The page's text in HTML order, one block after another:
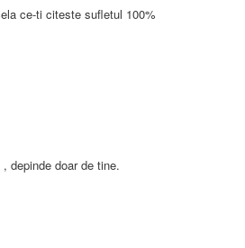
ce-ti citeste sufletul 100%
depinde doar de tine.